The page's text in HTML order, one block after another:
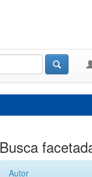
Busca
Autor